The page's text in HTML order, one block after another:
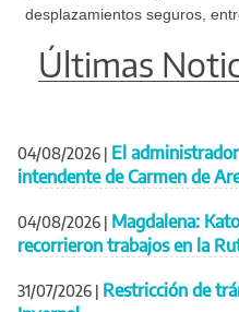
desplazamientos seguros,
Últimas
04/08/2026 | El
intendente de Carmen de
04/08/2026 | Magdalena:
recorrieron trabajos en la
31/07/2026 | Restricción de